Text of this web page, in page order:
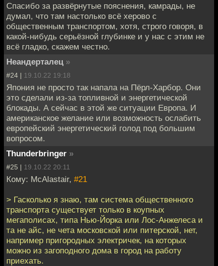
Спасибо за развёрнутые пояснения, камрады, не
думал, что там настолько всё херово с
общественным транспортом, хотя, строго говоря, в
какой-нибудь серьёзной глубинке и у нас с этим не
всё гладко, скажем честно.
Неандерталец »
#24 | 19.10.22 19:18
Япония не просто так напала на Пёрл-Харбор. Они
это сделали из-за топливной и энергетической
блокады. А сейчас в этой же ситуации Европа. И
американское желание или возможность ослабить
европейский энергетический голод под большим
вопросом.
Thunderbringer »
#25 | 19.10.22 20:11
Кому: McAlastair, #21
> Гасколько я знаю, там система общественного
транспорта существует только в коупных
мегаполисах, типа Нью-Йорка или Лос-Анжелеса и
та не айс, не чета московской или питерской, нет,
например пригородных электричек, на которых
можно из загоподного дома в город на работу
приехать.